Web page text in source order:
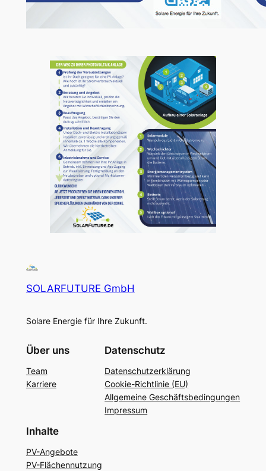
SOLARFUTURE GmbH
Solare Energie für Ihre Zukunft.
Über uns
Team
Karriere
Datenschutz
Datenschutzerklärung
Cookie-Richtlinie (EU)
Allgemeine Geschäftsbedingungen
Impressum
Inhalte
PV-Angebote
PV-Flächennutzung